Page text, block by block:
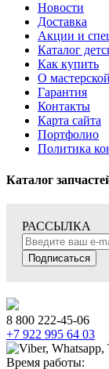
Новости
Доставка
Акции и
Каталог
Как купить
О мастерской
Гарантия
Контакты
Карта сайта
Портфолио
Политика
Каталог
РАССЫЛКА
Подписаться
8 800 222-45-06
+7 922 995 64 03
Время работы: